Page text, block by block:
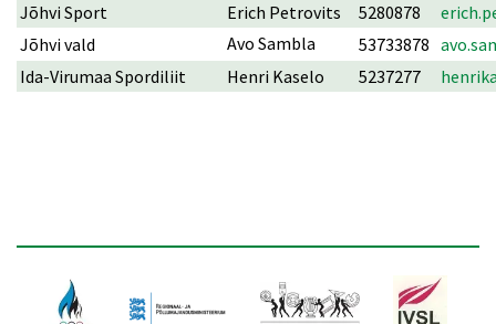
Jõhvi Sport
Erich Petrovits 5280878
Jõhvi vald
Avo Sambla 53733878
Ida-Virumaa Spordiliit
Henri Kaselo 5237277